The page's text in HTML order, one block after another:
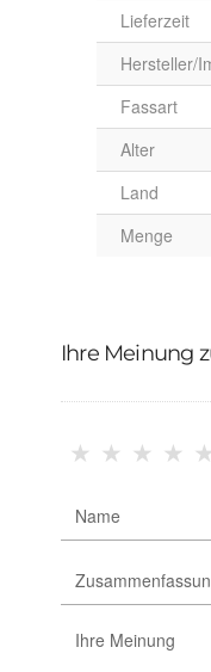
Lieferzeit
Hersteller/
Fassart
Alter
Land
Menge
Ihre Meinung
★ ★ ★ ★ ★